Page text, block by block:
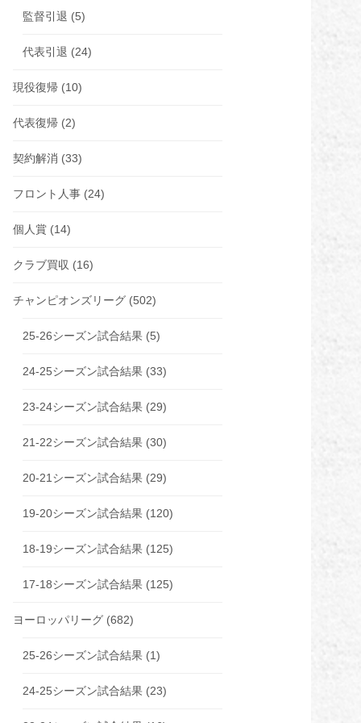
監督引退 (5)
代表引退 (24)
現役復帰 (10)
代表復帰 (2)
契約解消 (33)
フロント人事 (24)
個人賞 (14)
クラブ買収 (16)
チャンピオンズリーグ (502)
25-26シーズン試合結果 (5)
24-25シーズン試合結果 (33)
23-24シーズン試合結果 (29)
21-22シーズン試合結果 (30)
20-21シーズン試合結果 (29)
19-20シーズン試合結果 (120)
18-19シーズン試合結果 (125)
17-18シーズン試合結果 (125)
ヨーロッパリーグ (682)
25-26シーズン試合結果 (1)
24-25シーズン試合結果 (23)